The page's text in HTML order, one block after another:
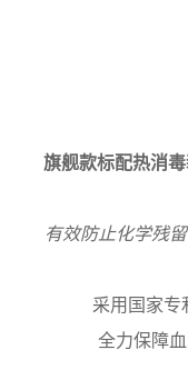
旗舰款标配热消
有效防止化学残留
采用国家专
全力保障